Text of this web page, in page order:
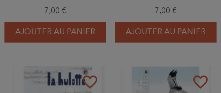
7,00 €
AJOUTER AU PANIER
champion du saut en
longueur - le Géranium
7,00 €
AJOUTER AU PANIER
favorite_border favorite_border